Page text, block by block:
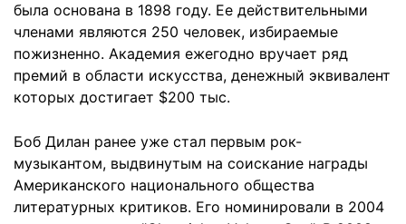
была основана в 1898 году. Ее действительными
членами являются 250 человек, избираемые
пожизненно. Академия ежегодно вручает ряд
премий в области искусства, денежный эквивалент
которых достигает $200 тыс.
Боб Дилан ранее уже стал первым рок-
музыкантом, выдвинутым на соискание награды
Американского национального общества
литературных критиков. Его номинировали в 2004